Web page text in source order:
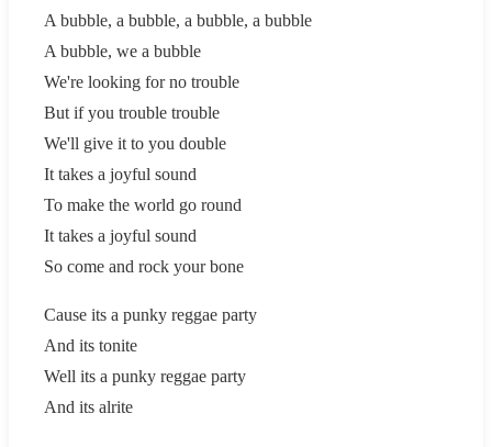
A bubble, a bubble, a bubble, a bubble
A bubble, we a bubble
We're looking for no trouble
But if you trouble trouble
We'll give it to you double
It takes a joyful sound
To make the world go round
It takes a joyful sound
So come and rock your bone
Cause its a punky reggae party
And its tonite
Well its a punky reggae party
And its alrite